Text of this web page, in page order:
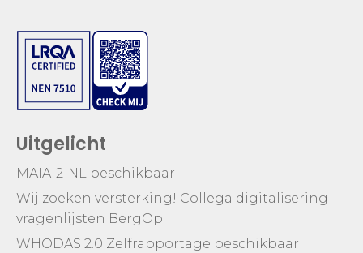
Uitgelicht
MAIA-2-NL beschikbaar
Wij zoeken versterking! Collega digitalisering
vragenlijsten BergOp
WHODAS 2.0 Zelfrapportage beschikbaar